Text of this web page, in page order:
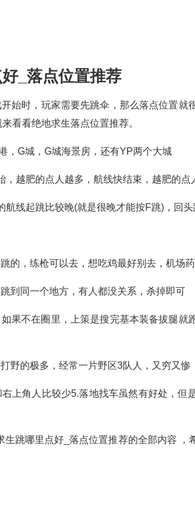
_落点位置推荐
始时，玩家需要先跳伞，那么落点位置就
看看绝地求生落点位置推荐。
，G城，G城海景房，还有YP两个大城
，越肥的点人越多，航线快结束，越肥的
航线起跳比较晚(就是很晚才能按F跳)，回
的，练枪可以去，想吃鸡最好别去，机场
到同一个地方，有人都没关系，杀掉即可
果不在圈里，上策是搜完基本装备拔腿就
野的极多，经常一片野区3队人，又穷又惨
上角人比较少5.落地找车虽然有好处，但
生跳哪里点好_落点位置推荐的全部内容 ，